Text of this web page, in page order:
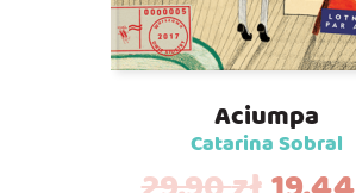
Aciumpa
Catarina Sobral